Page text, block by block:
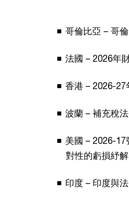
哥倫比亞 – 哥
法國 – 2026年
香港 – 2026-
波蘭 – 補充稅
美國 – 2026-
對性的虧損紓解
印度 – 印度與